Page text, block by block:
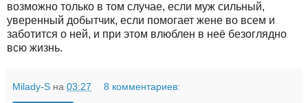
возможно только в том случае, если муж сильный,
уверенный добытчик, если помогает жене во всем и
заботится о ней, и при этом влюблен в неё безоглядно
всю жизнь.
Milady-S на 03:27 8 комментариев: